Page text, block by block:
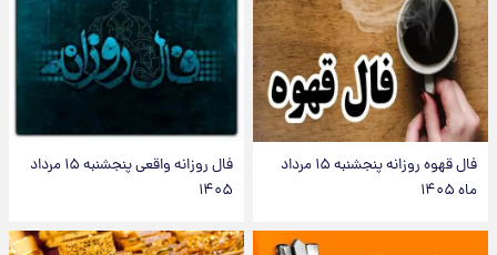
فال قهوه روزانه پنجشنبه ۱۵ مرداد
ماه ۱۴۰۵
فال روزانه واقعی پنجشنبه ۱۵ مرداد
۱۴۰۵